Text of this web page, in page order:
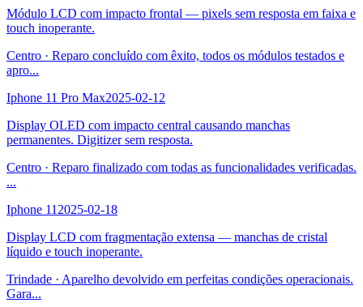
Módulo LCD com impacto frontal — pixels sem resposta em faixa e
touch inoperante.
Centro · Reparo concluído com êxito, todos os módulos testados e
apro...
Iphone 11 Pro Max2025-02-12
Display OLED com impacto central causando manchas
permanentes. Digitizer sem resposta.
Centro · Reparo finalizado com todas as funcionalidades verificadas.
...
Iphone 11 2025-02-18
Display LCD com fragmentação extensa — manchas de cristal
líquido e touch inoperante.
Trindade · Aparelho devolvido em perfeitas condições operacionais.
Gara...